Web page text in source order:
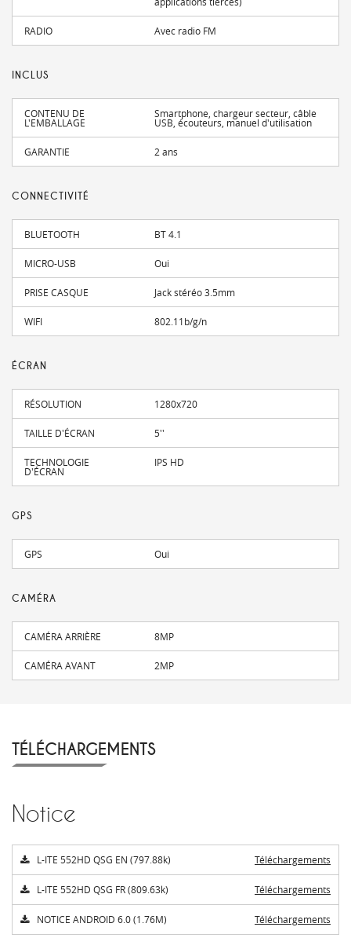
RADIO Avec radio FM
INCLUS
CONTENU DE
L'EMBALLAGE
Smartphone, chargeur secteur, câble
USB, écouteurs, manuel d'utilisation
GARANTIE 2 ans
CONNECTIVITÉ
BLUETOOTH BT 4.1
MICRO-USB Oui
PRISE CASQUE Jack stéréo 3.5mm
WIFI 802.11b/g/n
ÉCRAN
RÉSOLUTION 1280x720
TAILLE D'ÉCRAN 5''
TECHNOLOGIE
D'ÉCRAN
IPS HD
GPS
GPS Oui
CAMÉRA
CAMÉRA ARRIÈRE 8MP
CAMÉRA AVANT 2MP
TÉLÉCHARGEMENTS
Notice
L-ITE 552HD QSG EN (797.88k) Téléchargements
L-ITE 552HD QSG FR (809.63k) Téléchargements
NOTICE ANDROID 6.0 (1.76M) Téléchargements